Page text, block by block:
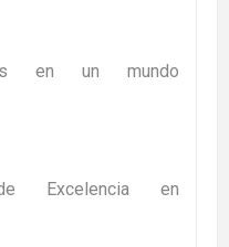
en un mundo
Excelencia en